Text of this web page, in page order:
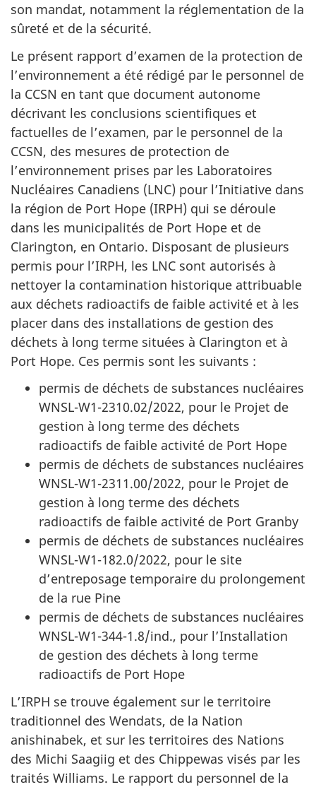
son mandat, notamment la réglementation de la
sûreté et de la sécurité.
Le présent rapport d’examen de la protection de
l’environnement a été rédigé par le personnel de
la CCSN en tant que document autonome
décrivant les conclusions scientifiques et
factuelles de l’examen, par le personnel de la
CCSN, des mesures de protection de
l’environnement prises par les Laboratoires
Nucléaires Canadiens (LNC) pour l’Initiative dans
la région de Port Hope (IRPH) qui se déroule
dans les municipalités de Port Hope et de
Clarington, en Ontario. Disposant de plusieurs
permis pour l’IRPH, les LNC sont autorisés à
nettoyer la contamination historique attribuable
aux déchets radioactifs de faible activité et à les
placer dans des installations de gestion des
déchets à long terme situées à Clarington et à
Port Hope. Ces permis sont les suivants :
permis de déchets de substances nucléaires
WNSL-W1-2310.02/2022, pour le Projet de
gestion à long terme des déchets
radioactifs de faible activité de Port Hope
permis de déchets de substances nucléaires
WNSL-W1-2311.00/2022, pour le Projet de
gestion à long terme des déchets
radioactifs de faible activité de Port Granby
permis de déchets de substances nucléaires
WNSL-W1-182.0/2022, pour le site
d’entreposage temporaire du prolongement
de la rue Pine
permis de déchets de substances nucléaires
WNSL-W1-344-1.8/ind., pour l’Installation
de gestion des déchets à long terme
radioactifs de Port Hope
L’IRPH se trouve également sur le territoire
traditionnel des Wendats, de la Nation
anishinabek, et sur les territoires des Nations
des Michi Saagiig et des Chippewas visés par les
traités Williams. Le rapport du personnel de la